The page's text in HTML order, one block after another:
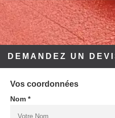
DEMANDEZ UN
Vos coordonnées
Nom *